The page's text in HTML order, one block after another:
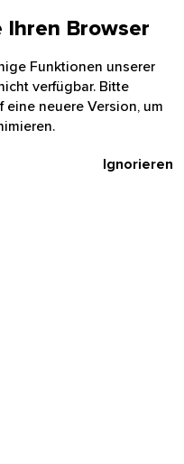
Browser
Funktionen unserer
verfügbar. Bitte
eine neuere Version, um
Ignorieren